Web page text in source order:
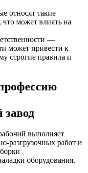
относят такие
может влиять на
—
может привести к
строгие правила и
выполняет
работ и
оборудования.